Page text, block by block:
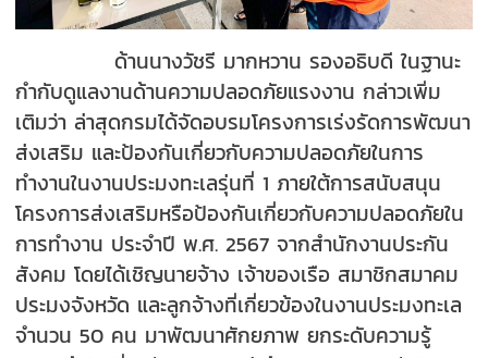
ด้านนางวัชรี มากหวาน รองอธิบดี ในฐานะ
กำกับดูแลงานด้านความปลอดภัยแรงงาน กล่าวเพิ่ม
เติมว่า ล่าสุดกรมได้จัดอบรมโครงการเร่งรัดการพัฒนา
ส่งเสริม และป้องกันเกี่ยวกับความปลอดภัยในการ
ทำงานในงานประมงทะเลรุ่นที่ 1 ภายใต้การสนับสนุน
โครงการส่งเสริมหรือป้องกันเกี่ยวกับความปลอดภัยใน
การทำงาน ประจำปี พ.ศ. 2567 จากสำนักงานประกัน
สังคม โดยได้เชิญนายจ้าง เจ้าของเรือ สมาชิกสมาคม
ประมงจังหวัด และลูกจ้างที่เกี่ยวข้องในงานประมงทะเล
จำนวน 50 คน มาพัฒนาศักยภาพ ยกระดับความรู้